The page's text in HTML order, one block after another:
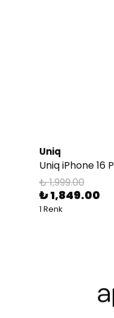
Uniq
Uniq iPhone 16
₺ 1,999.00
₺ 1,849.00
1 Renk